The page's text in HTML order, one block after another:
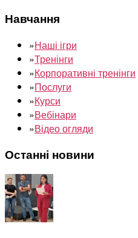
Навчання
»Наші ігри
»Тренінги
»Корпоративні тренінги
»Послуги
»Курси
»Вебінари
»Відео огляди
Останні новини